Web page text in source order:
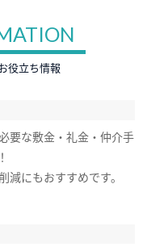
役立ち情報
要な敷金・礼金・仲介手
減にもおすすめです。